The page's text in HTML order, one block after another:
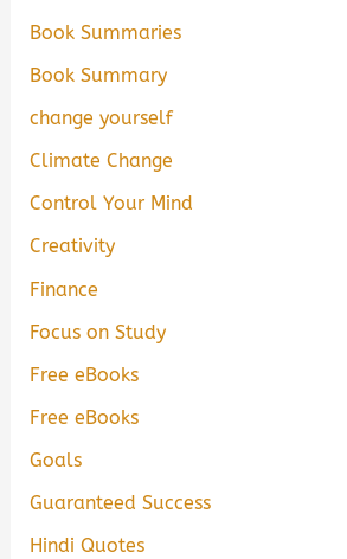
Book Summaries
Book Summary
change yourself
Climate Change
Control Your Mind
Creativity
Finance
Focus on Study
Free eBooks
Free eBooks
Goals
Guaranteed Success
Hindi Quotes